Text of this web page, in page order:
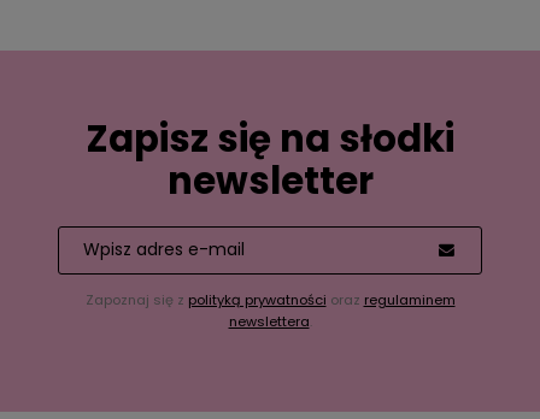
Zapisz się na słodki
newsletter
Zapoznaj się z polityką prywatności oraz regulaminem
newslettera.